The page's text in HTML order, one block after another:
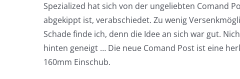
Spezialized hat sich von der ungeliebten Comand
abgekippt ist, verabschiedet. Zu wenig
Schade finde ich, denn die Idee an sich war gut.
hinten geneigt … Die neue Comand Post ist eine
160mm Einschub.